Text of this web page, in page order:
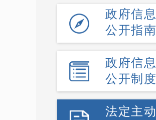
政府信息
公开指南
政府信息
公开制度
法定主动